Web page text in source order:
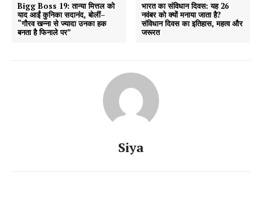
Bigg Boss 19: तान्या मित्तल को
याद आईं कुनिका सदानंद, बोलीं–
“गौरव खन्ना से ज्यादा उनका हक
बनता है फिनाले पर”
भारत का संविधान दिवस: यह 26
नवंबर को क्यों मनाया जाता है?
संविधान दिवस का इतिहास, महत्व और
जरूरत
Siya